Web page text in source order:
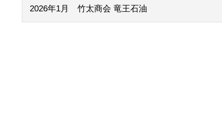
2026年1月 竹太商会 竜王石油